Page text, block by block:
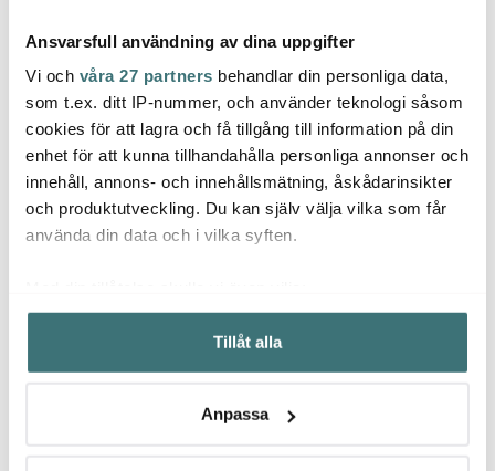
Ansvarsfull användning av dina uppgifter
Vi och våra 27 partners behandlar din personliga data,
som t.ex. ditt IP-nummer, och använder teknologi såsom
cookies för att lagra och få tillgång till information på din
enhet för att kunna tillhandahålla personliga annonser och
innehåll, annons- och innehållsmätning, åskådarinsikter
och produktutveckling. Du kan själv välja vilka som får
använda din data och i vilka syften.
Samla in information om din geografiska plats som
kan ha en noggrannhet på upp till flera meter
Identifiera din enhet genom att aktivt skanna den för
Ta reda på mer om hur dina personliga uppgifter
Tillåt alla
Anpassa
Tokyo Design Studio
Shinryoku ramenskål 1 L
grön
229 kr
Tokyo Design Studio
Flora Japonica Ramen
Skål 1 L Crane
219 kr
Låt dig inspireras av våra kunder